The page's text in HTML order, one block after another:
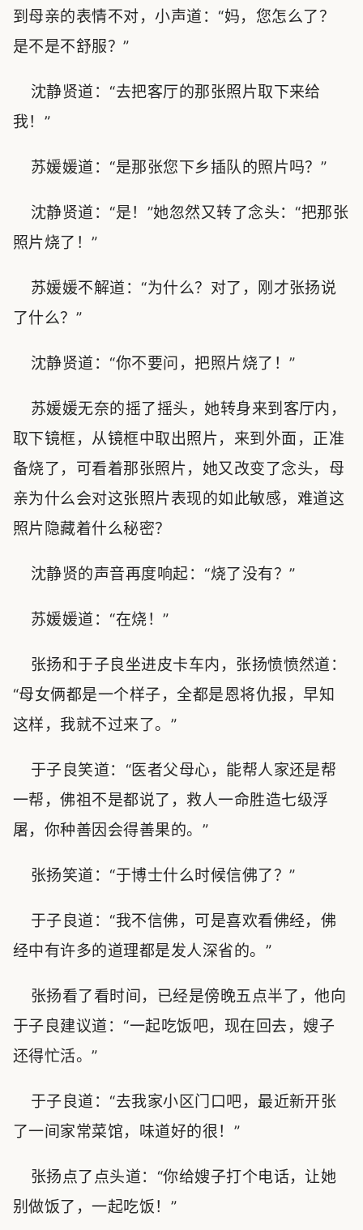
到母亲的表情不对，小声道：“妈，您怎么了？
是不是不舒服？”
沈静贤道：“去把客厅的那张照片取下来给
我！”
苏媛媛道：“是那张您下乡插队的照片吗？”
沈静贤道：“是！”她忽然又转了念头：“把那张
照片烧了！”
苏媛媛不解道：“为什么？对了，刚才张扬说
了什么？”
沈静贤道：“你不要问，把照片烧了！”
苏媛媛无奈的摇了摇头，她转身来到客厅内，
取下镜框，从镜框中取出照片，来到外面，正准
备烧了，可看着那张照片，她又改变了念头，母
亲为什么会对这张照片表现的如此敏感，难道这
照片隐藏着什么秘密？
沈静贤的声音再度响起：“烧了没有？”
苏媛媛道：“在烧！”
张扬和于子良坐进皮卡车内，张扬愤愤然道：
“母女俩都是一个样子，全都是恩将仇报，早知
这样，我就不过来了。”
于子良笑道：“医者父母心，能帮人家还是帮
一帮，佛祖不是都说了，救人一命胜造七级浮
屠，你种善因会得善果的。”
张扬笑道：“于博士什么时候信佛了？”
于子良道：“我不信佛，可是喜欢看佛经，佛
经中有许多的道理都是发人深省的。”
张扬看了看时间，已经是傍晚五点半了，他向
于子良建议道：“一起吃饭吧，现在回去，嫂子
还得忙活。”
于子良道：“去我家小区门口吧，最近新开张
了一间家常菜馆，味道好的很！”
张扬点了点头道：“你给嫂子打个电话，让她
别做饭了，一起吃饭！”